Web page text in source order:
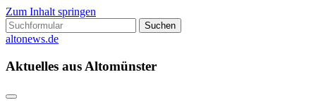
Zum Inhalt springen
Suchen
nach:
altonews.de
Aktuelles aus Altomünster